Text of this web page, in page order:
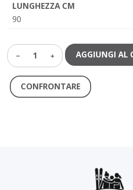
LUNGHEZZA CM
90
1 AGGIUNGI AL
CONFRONTARE